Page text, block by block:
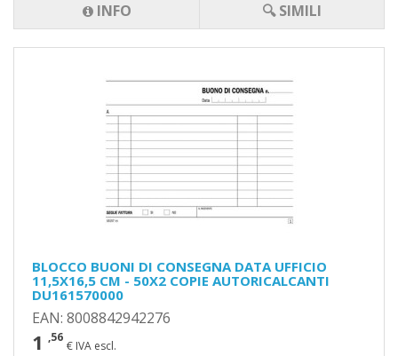
INFO 🔍 SIMILI
BLOCCO BUONI DI CONSEGNA DATA UFFICIO
11,5X16,5 CM - 50X2 COPIE AUTORICALCANTI
DU161570000
EAN: 8008842942276
1 ,56
€ IVA escl.